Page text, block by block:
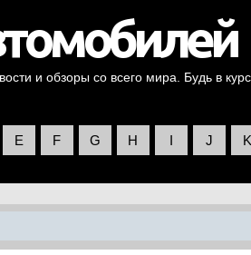
и обзоры со всего мира. Будь в
E F G H I J K